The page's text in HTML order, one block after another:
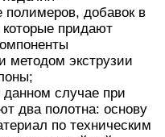
полимеров, добавок в
придают
методом экструзии
случае при
два полотна: основу
по техническим